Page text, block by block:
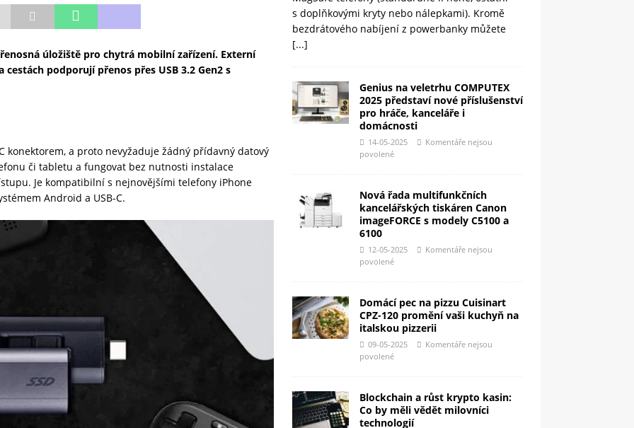
úložiště pro chytrá mobilní zařízení. Externí
cestách podporují přenos přes USB 3.2 Gen2 s
konektorem, a proto nevyžaduje žádný přídavný datový
či tabletu a fungovat bez nutnosti instalace
Je kompatibilní s nejnovějšími telefony iPhone
Android a USB-C.
s doplňkovými kryty nebo nálepkami). Kromě
bezdrátového nabíjení z powerbanky můžete
[...]
Genius na veletrhu COMPUTEX
2025 představí nové příslušenství
pro hráče, kanceláře i
domácnosti
14-05-2025
Komentáře nejsou
povolené
Nová řada multifunkčních
kancelářských tiskáren Canon
imageFORCE s modely C5100 a
6100
12-05-2025
Komentáře nejsou
povolené
Domácí pec na pizzu Cuisinart
CPZ-120 promění vaši kuchyň na
italskou pizzerii
09-05-2025
Komentáře nejsou
povolené
Blockchain a růst krypto kasin:
Co by měli vědět milovníci
technologií